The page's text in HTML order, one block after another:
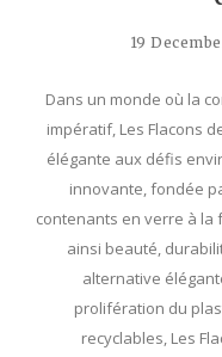
19
Dans un monde où la
impératif, Les Flacons
élégante aux défis
innovante, fondée
contenants en verre à
ainsi beauté,
alternative
prolifération du
recyclables, Les